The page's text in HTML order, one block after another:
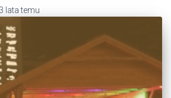
3 latatemu